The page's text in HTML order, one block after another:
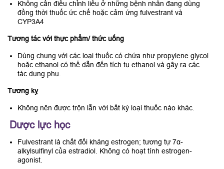
Không cần điều chỉnh liều ở những bệnh nhân đang dùng
đồng thời thuốc ức chế hoặc cảm ứng fulvestrant và
CYP3A4
Tương tác với thực phẩm/ thức uống
Dùng chung với các loại thuốc có chứa như propylene glycol
hoặc ethanol có thể dẫn đến tích tụ ethanol và gây ra các
tác dụng phụ.
Tương kỵ
Không nên được trộn lẫn với bất kỳ loại thuốc nào khác.
Dược lực học
Fulvestrant là chất đối kháng estrogen; tương tự 7α-
alkylsulfinyl của estradiol. Không có hoạt tính estrogen-
agonist.